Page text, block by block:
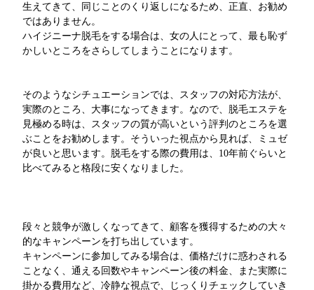
生えてきて、同じことのくり返しになるため、正直、お勧め
ではありません。
ハイジニーナ脱毛をする場合は、女の人にとって、最も恥ず
かしいところをさらしてしまうことになります。
そのようなシチュエーションでは、スタッフの対応方法が、
実際のところ、大事になってきます。なので、脱毛エステを
見極める時は、スタッフの質が高いという評判のところを選
ぶことをお勧めします。そういった視点から見れば、ミュゼ
が良いと思います。脱毛をする際の費用は、10年前ぐらいと
比べてみると格段に安くなりました。
段々と競争が激しくなってきて、顧客を獲得するための大々
的なキャンペーンを打ち出しています。
キャンペーンに参加してみる場合は、価格だけに惑わされる
ことなく、通える回数やキャンペーン後の料金、また実際に
掛かる費用など、冷静な視点で、じっくりチェックしていき